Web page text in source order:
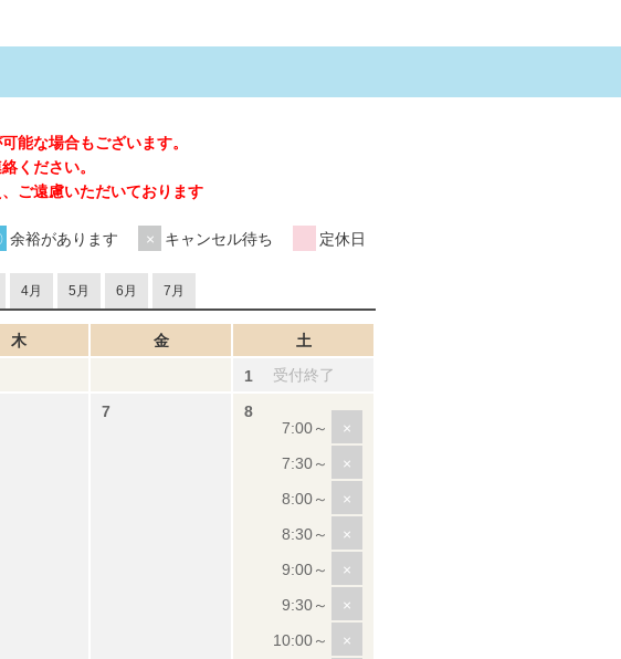
能な場合もございます。
ください。
ご遠慮いただいております
余裕があります キャンセル待ち 定休日
4月 5月 6月 7月
木 金
土
受付終了
×
×
×
×
×
×
×